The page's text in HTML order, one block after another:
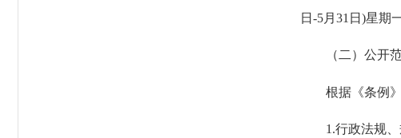
日-5月31日)星期
（二）公开范
根据《条例》
1.行政法规、